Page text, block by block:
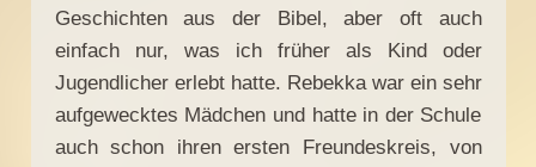
Geschichten aus der Bibel, aber oft auch
einfach nur, was ich früher als Kind oder
Jugendlicher erlebt hatte. Rebekka war ein sehr
aufgewecktes Mädchen und hatte in der Schule
auch schon ihren ersten Freundeskreis, von